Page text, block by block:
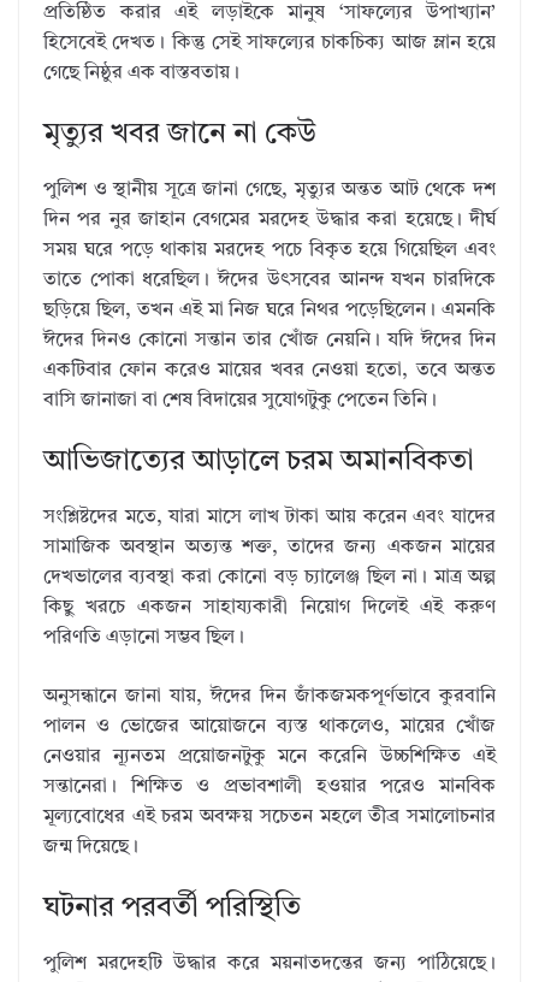
প্রতিষ্ঠিত করার এই লড়াইকে মানুষ ‘সাফল্যের উপাখ্যান’
হিসেবেই দেখত। কিন্তু সেই সাফল্যের চাকচিক্য আজ ম্লান হয়ে
গেছে নিষ্ঠুর এক বাস্তবতায়।
মৃত্যুর খবর জানে না কেউ
পুলিশ ও স্থানীয় সূত্রে জানা গেছে, মৃত্যুর অন্তত আট থেকে দশ
দিন পর নুর জাহান বেগমের মরদেহ উদ্ধার করা হয়েছে। দীর্ঘ
সময় ঘরে পড়ে থাকায় মরদেহ পচে বিকৃত হয়ে গিয়েছিল এবং
তাতে পোকা ধরেছিল। ঈদের উৎসবের আনন্দ যখন চারদিকে
ছড়িয়ে ছিল, তখন এই মা নিজ ঘরে নিথর পড়েছিলেন। এমনকি
ঈদের দিনও কোনো সন্তান তার খোঁজ নেয়নি। যদি ঈদের দিন
একটিবার ফোন করেও মায়ের খবর নেওয়া হতো, তবে অন্তত
বাসি জানাজা বা শেষ বিদায়ের সুযোগটুকু পেতেন তিনি।
আভিজাত্যের আড়ালে চরম অমানবিকতা
সংশ্লিষ্টদের মতে, যারা মাসে লাখ টাকা আয় করেন এবং যাদের
সামাজিক অবস্থান অত্যন্ত শক্ত, তাদের জন্য একজন মায়ের
দেখভালের ব্যবস্থা করা কোনো বড় চ্যালেঞ্জ ছিল না। মাত্র অল্প
কিছু খরচে একজন সাহায্যকারী নিয়োগ দিলেই এই করুণ
পরিণতি এড়ানো সম্ভব ছিল।
অনুসন্ধানে জানা যায়, ঈদের দিন জাঁকজমকপূর্ণভাবে কুরবানি
পালন ও ভোজের আয়োজনে ব্যস্ত থাকলেও, মায়ের খোঁজ
নেওয়ার ন্যূনতম প্রয়োজনটুকু মনে করেনি উচ্চশিক্ষিত এই
সন্তানেরা। শিক্ষিত ও প্রভাবশালী হওয়ার পরেও মানবিক
মূল্যবোধের এই চরম অবক্ষয় সচেতন মহলে তীব্র সমালোচনার
জন্ম দিয়েছে।
ঘটনার পরবর্তী পরিস্থিতি
পুলিশ মরদেহটি উদ্ধার করে ময়নাতদন্তের জন্য পাঠিয়েছে।